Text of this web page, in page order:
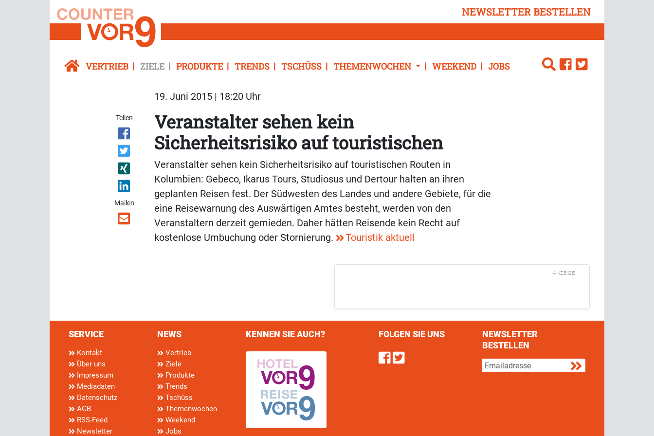
NEWSLETTER BESTELLEN
VERTRIEB ZIELE PRODUKTE TRENDS TSCHÜSS THEMENWOCHEN WEEKEND JOBS
19. Juni 2015 | 18:20 Uhr
Teilen
Mailen
Veranstalter sehen kein
Sicherheitsrisiko auf touristischen
Veranstalter sehen kein Sicherheitsrisiko auf touristischen Routen in
Kolumbien: Gebeco, Ikarus Tours, Studiosus und Dertour halten an ihren
geplanten Reisen fest. Der Südwesten des Landes und andere Gebiete, für die
eine Reisewarnung des Auswärtigen Amtes besteht, werden von den
Veranstaltern derzeit gemieden. Daher hätten Reisende kein Recht auf
kostenlose Umbuchung oder Stornierung.
Touristik aktuell
ANZEIGE
SERVICE
Kontakt
Über uns
Impressum
Mediadaten
Datenschutz
AGB
RSS-Feed
Newsletter
NEWS
Vertrieb
Ziele
Produkte
Trends
Tschüss
Themenwochen
Weekend
Jobs
KENNEN SIE AUCH? FOLGEN SIE UNS
Find us on Facebook
Follow us on Twitter
NEWSLETTER
BESTELLEN